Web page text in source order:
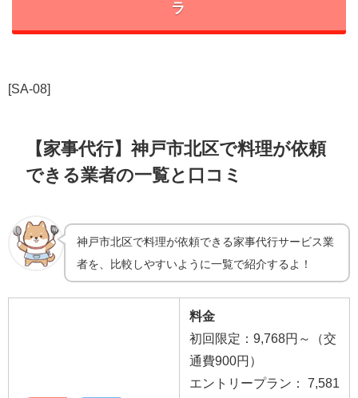
ラ
[SA-08]
【家事代行】神戸市北区で料理が依頼
できる業者の一覧と口コミ
神戸市北区で料理が依頼できる家事代行サービス業
者を、比較しやすいように一覧で紹介するよ！
料金
初回限定：9,768円～（交
通費900円）
エントリープラン：
7,581